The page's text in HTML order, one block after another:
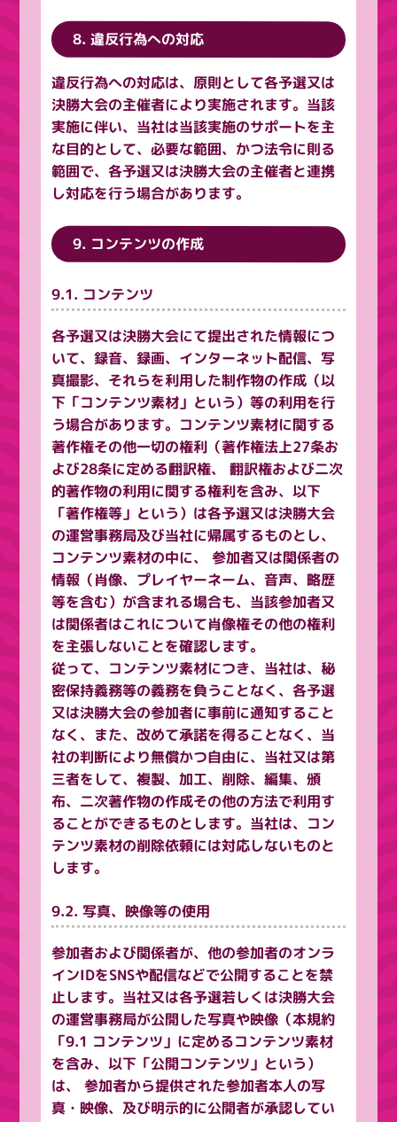
8. 違反行為への対応
違反行為への対応は、原則として各予選又は
決勝大会の主催者により実施されます。当該
実施に伴い、当社は当該実施のサポートを主
な目的として、必要な範囲、かつ法令に則る
範囲で、各予選又は決勝大会の主催者と連携
し対応を行う場合があります。
9. コンテンツの作成
9.1. コンテンツ
各予選又は決勝大会にて提出された情報につ
いて、録音、録画、インターネット配信、写
真撮影、それらを利用した制作物の作成（以
下「コンテンツ素材」という）等の利用を行
う場合があります。コンテンツ素材に関する
著作権その他一切の権利（著作権法上27条お
よび28条に定める翻訳権、 翻訳権および二次
的著作物の利用に関する権利を含み、以下
「著作権等」という）は各予選又は決勝大会
の運営事務局及び当社に帰属するものとし、
コンテンツ素材の中に、 参加者又は関係者の
情報（肖像、プレイヤーネーム、音声、略歴
等を含む）が含まれる場合も、当該参加者又
は関係者はこれについて肖像権その他の権利
を主張しないことを確認します。
従って、コンテンツ素材につき、当社は、秘
密保持義務等の義務を負うことなく、各予選
又は決勝大会の参加者に事前に通知すること
なく、また、改めて承諾を得ることなく、当
社の判断により無償かつ自由に、当社又は第
三者をして、複製、加工、削除、編集、頒
布、二次著作物の作成その他の方法で利用す
ることができるものとします。当社は、コン
テンツ素材の削除依頼には対応しないものと
します。
9.2. 写真、映像等の使用
参加者および関係者が、他の参加者のオンラ
インIDをSNSや配信などで公開することを禁
止します。当社又は各予選若しくは決勝大会
の運営事務局が公開した写真や映像（本規約
「9.1 コンテンツ」に定めるコンテンツ素材
を含み、以下「公開コンテンツ」という）
は、 参加者から提供された参加者本人の写
真・映像、及び明示的に公開者が承認してい